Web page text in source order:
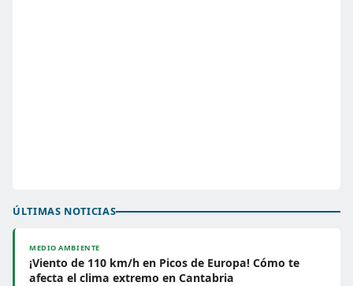
ÚLTIMAS NOTICIAS
MEDIO AMBIENTE
¡Viento de 110 km/h en Picos de Europa! Cómo te
afecta el clima extremo en Cantabria